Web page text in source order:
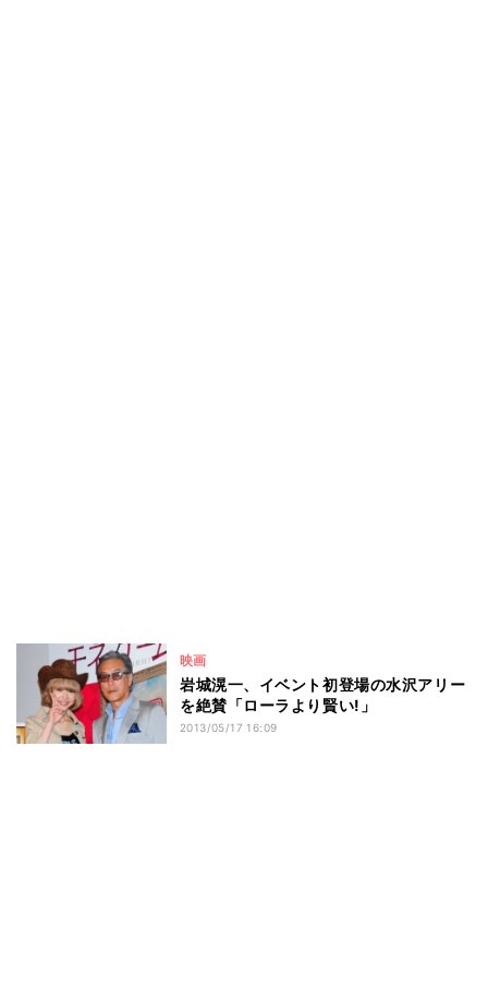
映画
岩城滉一、イベント初登場の水沢アリー
を絶賛「ローラより賢い!」
2013/05/17 16:09